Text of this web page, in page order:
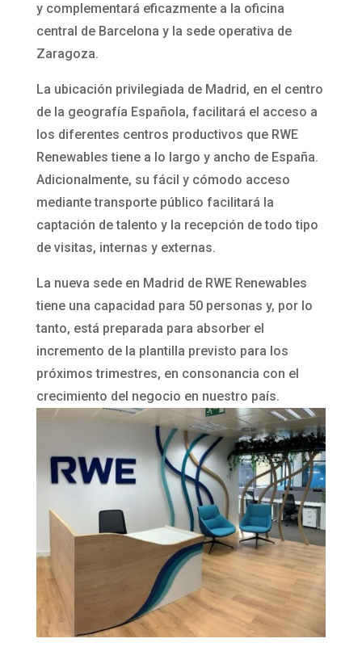
y complementará eficazmente a la oficina
central de Barcelona y la sede operativa de
Zaragoza.
La ubicación privilegiada de Madrid, en el centro
de la geografía Española, facilitará el acceso a
los diferentes centros productivos que RWE
Renewables tiene a lo largo y ancho de España.
Adicionalmente, su fácil y cómodo acceso
mediante transporte público facilitará la
captación de talento y la recepción de todo tipo
de visitas, internas y externas.
La nueva sede en Madrid de RWE Renewables
tiene una capacidad para 50 personas y, por lo
tanto, está preparada para absorber el
incremento de la plantilla previsto para los
próximos trimestres, en consonancia con el
crecimiento del negocio en nuestro país.